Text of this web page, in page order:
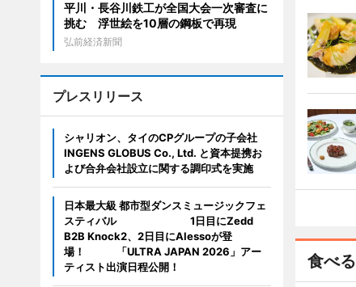
食べる
平川・長谷川鉄工が全国大会一次審査に
挑む 浮世絵を10層の鋼板で再現
弘前経済新聞
プレスリリース
シャリオン、タイのCPグループの子会社
INGENS GLOBUS Co., Ltd. と資本提携お
よび合弁会社設立に関する調印式を実施
日本最大級 都市型ダンスミュージックフェ
スティバル 1日目にZedd
B2B Knock2、2日目にAlessoが登
場！ 「ULTRA JAPAN 2026」アー
ティスト出演日程公開！